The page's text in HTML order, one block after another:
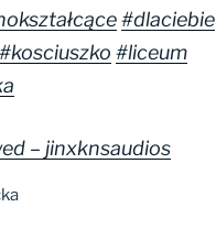
#dlaciebie
#kosciuszko #liceum
– jinxknsaudios